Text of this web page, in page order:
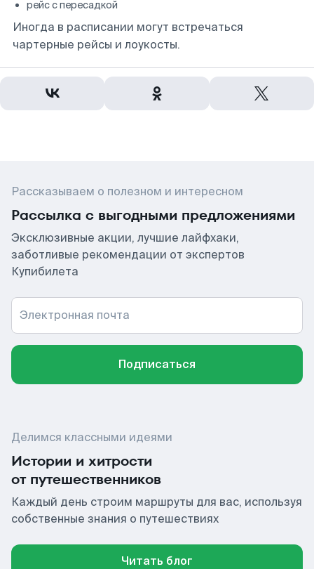
рейс с пересадкой
Иногда в расписании могут встречаться
чартерные рейсы и лоукосты.
Рассказываем о полезном и интересном
Рассылка с выгодными предложениями
Эксклюзивные акции, лучшие лайфхаки,
заботливые рекомендации от экспертов
Купибилета
Электронная почта
Подписаться
Делимся классными идеями
Истории и хитрости
от путешественников
Каждый день строим маршруты для вас, используя
собственные знания о путешествиях
Читать блог